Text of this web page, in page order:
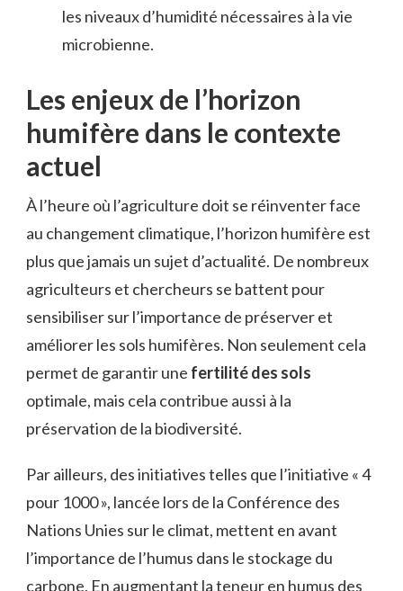
les niveaux d’humidité nécessaires à la vie
microbienne.
Les enjeux de l’horizon
humifère dans le contexte
actuel
À l’heure où l’agriculture doit se réinventer face
au changement climatique, l’horizon humifère est
plus que jamais un sujet d’actualité. De nombreux
agriculteurs et chercheurs se battent pour
sensibiliser sur l’importance de préserver et
améliorer les sols humifères. Non seulement cela
permet de garantir une fertilité des sols
optimale, mais cela contribue aussi à la
préservation de la biodiversité.
Par ailleurs, des initiatives telles que l’initiative « 4
pour 1000 », lancée lors de la Conférence des
Nations Unies sur le climat, mettent en avant
l’importance de l’humus dans le stockage du
carbone. En augmentant la teneur en humus des